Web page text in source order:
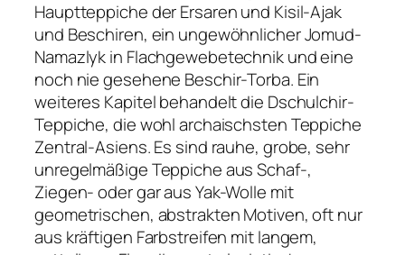
Hauptteppiche der Ersaren und Kisil-Ajak
und Beschiren, ein ungewöhnlicher Jomud-
Namazlyk in Flachgewebetechnik und eine
noch nie gesehene Beschir-Torba. Ein
weiteres Kapitel behandelt die Dschulchir-
Teppiche, die wohl archaischsten Teppiche
Zentral-Asiens. Es sind rauhe, grobe, sehr
unregelmäßige Teppiche aus Schaf-,
Ziegen- oder gar aus Yak-Wolle mit
geometrischen, abstrakten Motiven, oft nur
aus kräftigen Farbstreifen mit langem,